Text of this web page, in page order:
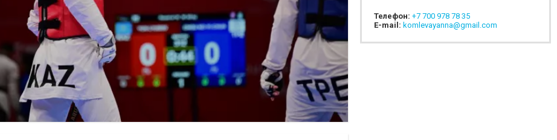
Телефон: +7 700 978 78 35
E-mail: komlevayanna@gmail.com